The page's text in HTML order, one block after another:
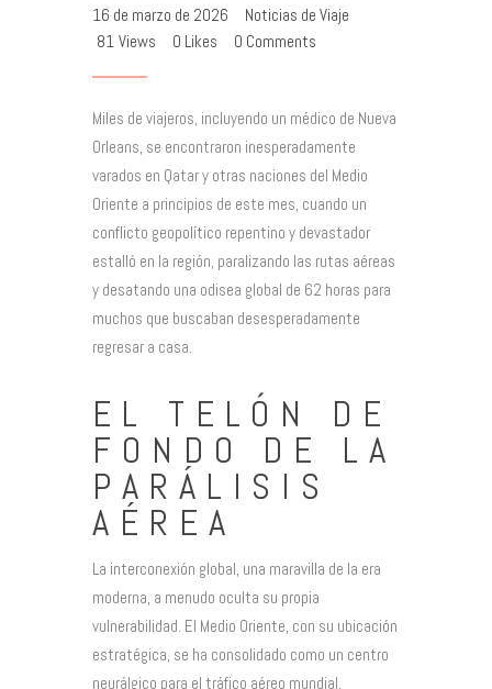
Contacto
16 de marzo de 2026
Noticias de Viaje
81 Views 0 Likes 0 Comments
Miles de viajeros, incluyendo un médico de Nueva
Orleans, se encontraron inesperadamente
varados en Qatar y otras naciones del Medio
Oriente a principios de este mes, cuando un
conflicto geopolítico repentino y devastador
estalló en la región, paralizando las rutas aéreas
y desatando una odisea global de 62 horas para
muchos que buscaban desesperadamente
regresar a casa.
EL TELÓN DE
FONDO DE LA
PARÁLISIS
AÉREA
La interconexión global, una maravilla de la era
moderna, a menudo oculta su propia
vulnerabilidad. El Medio Oriente, con su ubicación
estratégica, se ha consolidado como un centro
neurálgico para el tráfico aéreo mundial,